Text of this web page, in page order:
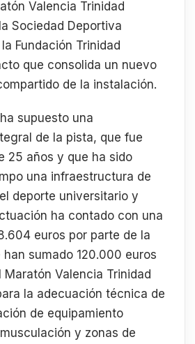
Valencia Trinidad
Sociedad Deportiva
Fundación Trinidad
que consolida un nuevo
de la instalación.
supuesto una
de la pista, que fue
25 años y que ha sido
una infraestructura de
deporte universitario y
ha contado con una
euros por parte de la
han sumado 120.000 euros
Maratón Valencia Trinidad
la adecuación técnica de
de equipamiento
y zonas de